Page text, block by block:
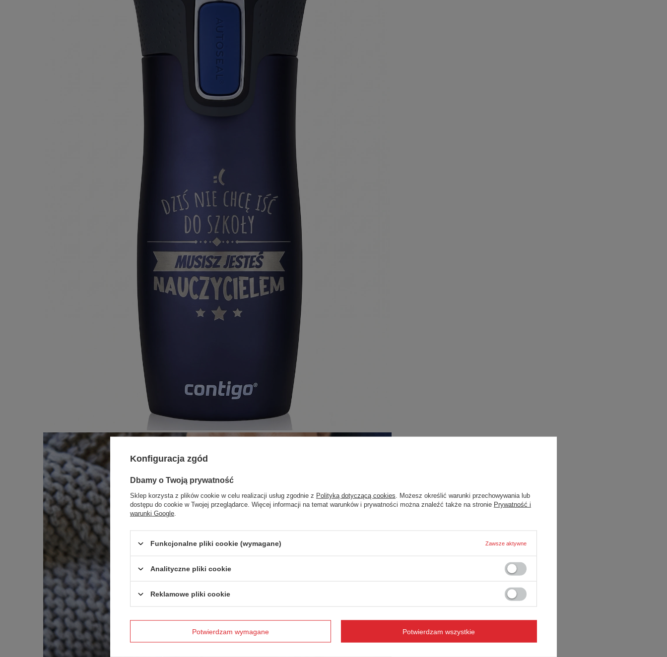
Konfiguracja zgód
Dbamy o Twoją prywatność
Sklep korzysta z plików cookie w celu realizacji usług zgodnie z Polityką dotyczącą cookies . Możesz określić warunki przechowywania lub
dostępu do cookie w Twojej przeglądarce. Więcej informacji na temat warunków i prywatności można znaleźć także na stronie Prywatność i
warunki Google
Funkcjonalne pliki cookie (wymagane) Zawsze aktywne
Analityczne pliki cookie
Reklamowe pliki cookie
Potwierdzam wymagane Potwierdzam wszystkie